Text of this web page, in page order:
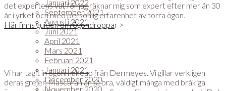
Januari 2022
September 2021
Augusti 2021
Juni 2021
April 2021
Mars 2021
Februari 2021
Januari 2021
December 2020
November 2020
det expertens val, för jag räknar mig som expert efter mer än 30
år i yrket och med personlig erfarenhet av torra ögon.
Här finns guiden om ögondroppar >
Vi har tagit in ögonmakeup från Dermeyes. Vi gillar verkligen
deras grejer. Mascaran är så bra, väldigt många med bråkiga